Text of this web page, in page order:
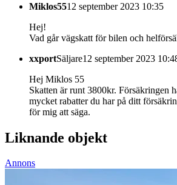
Miklos5512 september 2023 10:35
Hej!
Vad går vägskatt för bilen och
xxportSäljare12 september 2023
Hej Miklos 55
Skatten är runt 3800kr. Försäkringen
mycket rabatter du har på ditt
för mig att säga.
Liknande objekt
Annons